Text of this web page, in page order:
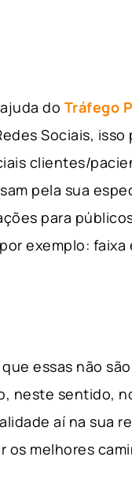
do Tráfego
Sociais,
clientes/
pela sua
para
exemplo:
que essas não
neste sentido,
aí na sua
os melhores